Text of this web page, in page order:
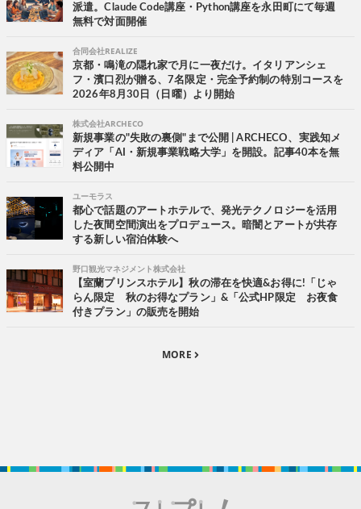
派遣。Claude Code講座・Python講座を永田町にて毎週
無料で対面開催
合同会社REALIZE
京都・鳴滝の隠れ家で月に一夜だけ。イタリアンシェ
フ・濱口烈が贈る、7名限定・完全予約制の特別コースを
2026年8月30日（日曜）より開始
株式会社ARCHECO
新規事業の"失敗の裏側"まで公開 | ARCHECO、実践知メ
ディア「AI・新規事業戦略大学」を開設。記事40本を無
料公開中
ユーモラス
都心で話題のアートホテルで、発光テクノロジーを活用
した夜間空間演出をプロデュース。暗闇とアートが共存
する新しい宿泊体験へ
野口観光マネジメント株式会社
【室蘭プリンスホテル】秋の滞在を快適&お得に!「じゃ
らん限定 秋のお得なプラン」&「公式HP限定 お夜食
付きプラン」の販売を開始
MORE